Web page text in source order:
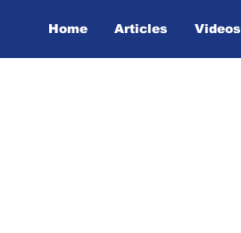
Home Articles Videos